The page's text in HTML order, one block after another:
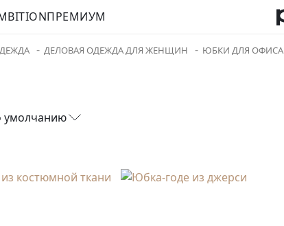
ПРЕМИУМ
ДЕЛОВАЯ ОДЕЖДА ДЛЯ ЖЕНЩИН ЮБКИ ДЛЯ ОФИСА
умолчанию